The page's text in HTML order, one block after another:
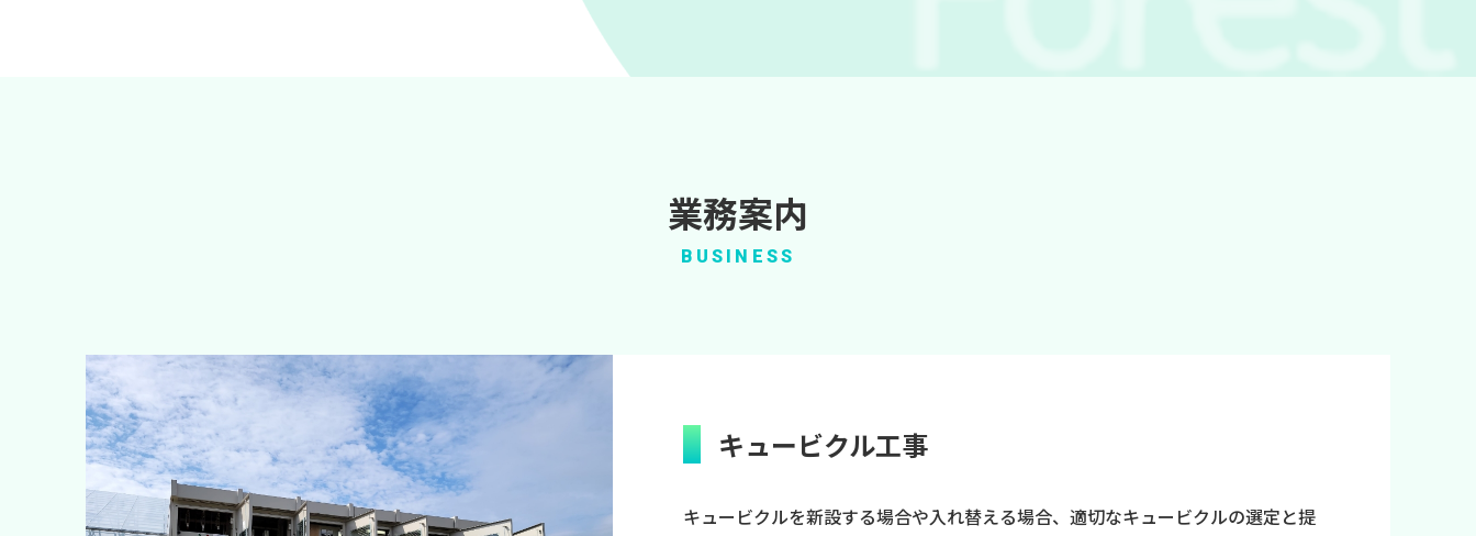
業務案内
BUSINESS
キュービクル工事
キュービクルを新設する場合や入れ替える場合、適切なキュービクルの選定と提